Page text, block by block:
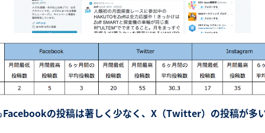
Facebookの投稿は著しく少なく、X（Twitter）の投稿が多